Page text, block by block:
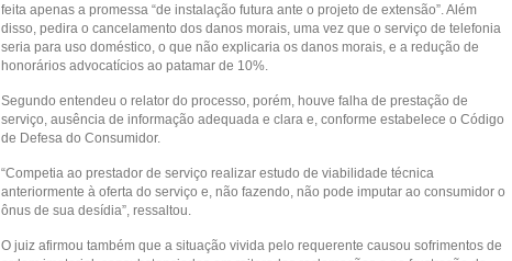
feita apenas a promessa “de instalação futura ante o projeto de extensão”. Além
disso, pedira o cancelamento dos danos morais, uma vez que o serviço de telefonia
seria para uso doméstico, o que não explicaria os danos morais, e a redução de
honorários advocatícios ao patamar de 10%.
Segundo entendeu o relator do processo, porém, houve falha de prestação de
serviço, ausência de informação adequada e clara e, conforme estabelece o Código
de Defesa do Consumidor.
“Competia ao prestador de serviço realizar estudo de viabilidade técnica
anteriormente à oferta do serviço e, não fazendo, não pode imputar ao consumidor o
ônus de sua desídia”, ressaltou.
O juiz afirmou também que a situação vivida pelo requerente causou sofrimentos de